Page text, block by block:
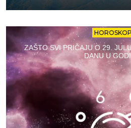
HOROSKOP
ZAŠTO SVI PRIČAJU O 29.
DANU U